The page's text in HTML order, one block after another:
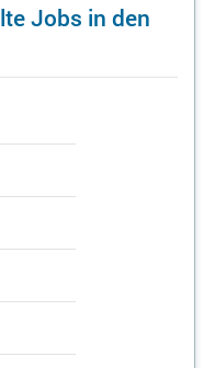
Jobs in den